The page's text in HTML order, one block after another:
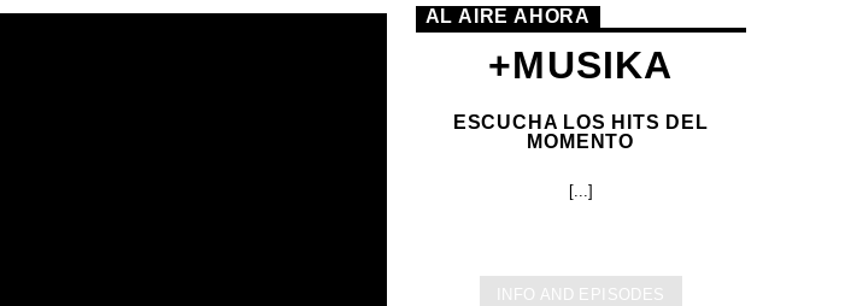
AL AIRE AHORA
+MUSIKA
ESCUCHA LOS HITS DEL
MOMENTO
[...]
INFO AND EPISODES